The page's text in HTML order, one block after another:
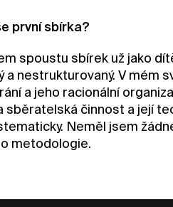
první sbírka?
spoustu sbírek už jako
a nestrukturovaný. V mém
a jeho racionální
sběratelská činnost a její
Neměl jsem
metodologie.